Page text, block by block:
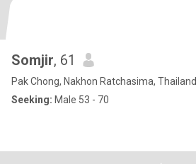
Somjir, 61
Pak Chong, Nakhon Ratchasima, Thailand
Seeking: Male 53 - 70